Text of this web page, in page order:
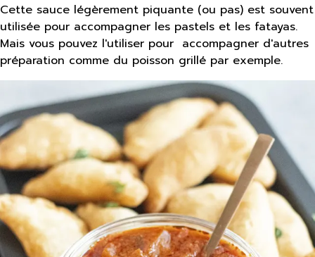
Cette sauce légèrement piquante (ou pas) est souvent
utilisée pour accompagner les pastels et les fatayas.
Mais vous pouvez l'utiliser pour accompagner d'autres
préparation comme du poisson grillé par exemple.